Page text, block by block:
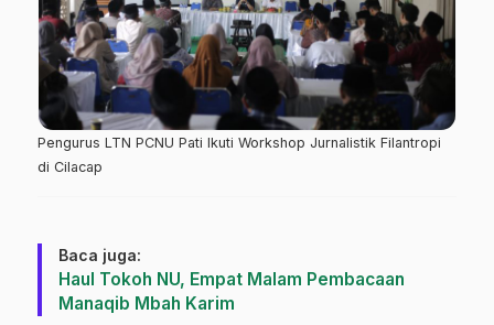
Pengurus LTN PCNU Pati Ikuti Workshop Jurnalistik Filantropi
di Cilacap
Baca juga:
Haul Tokoh NU, Empat Malam Pembacaan
Manaqib Mbah Karim